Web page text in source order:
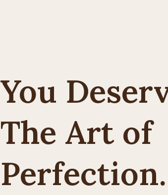
You
The Art of
Perfection.